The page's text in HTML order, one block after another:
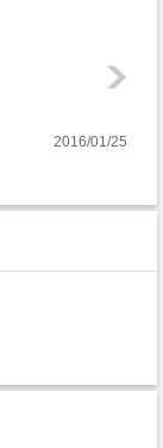
2016/01/25